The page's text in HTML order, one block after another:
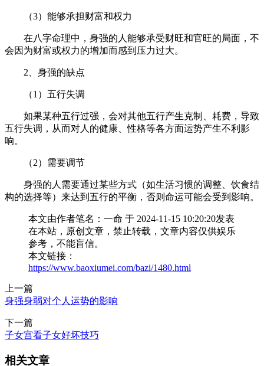
（3）能够承担财富和权力
在八字命理中，身强的人能够承受财旺和官旺的局面，不
会因为财富或权力的增加而感到压力过大。
2、身强的缺点
（1）五行失调
如果某种五行过强，会对其他五行产生克制、耗费，导致
五行失调，从而对人的健康、性格等各方面运势产生不利影
响。
（2）需要调节
身强的人需要通过某些方式（如生活习惯的调整、饮食结
构的选择等）来达到五行的平衡，否则命运可能会受到影响。
本文由作者笔名：一命 于 2024-11-15 10:20:20发表
在本站，原创文章，禁止转载，文章内容仅供娱乐
参考，不能盲信。
本文链接：
https://www.baoxiumei.com/bazi/1480.html
上一篇
身强身弱对个人运势的影响
下一篇
子女宫看子女好坏技巧
相关文章